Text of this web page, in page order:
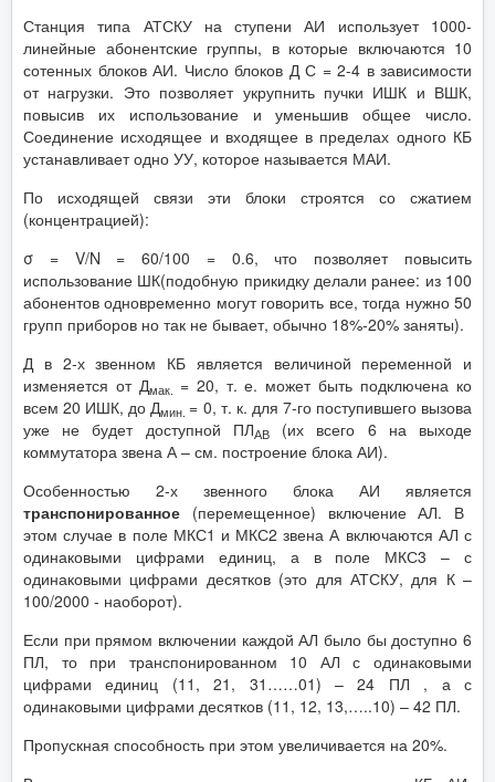
Станция типа АТСКУ на ступени АИ использует 1000-
линейные абонентские группы, в которые включаются 10
сотенных блоков АИ. Число блоков Д С = 2-4 в зависимости
от нагрузки. Это позволяет укрупнить пучки ИШК и ВШК,
повысив их использование и уменьшив общее число.
Соединение исходящее и входящее в пределах одного КБ
устанавливает одно УУ, которое называется МАИ.
По исходящей связи эти блоки строятся со сжатием
(концентрацией):
σ = V/N = 60/100 = 0.6, что позволяет повысить
использование ШК(подобную прикидку делали ранее: из 100
абонентов одновременно могут говорить все, тогда нужно 50
групп приборов но так не бывает, обычно 18%-20% заняты).
Д в 2-х звенном КБ является величиной переменной и
изменяется от Дмак. = 20, т. е. может быть подключена ко
всем 20 ИШК, до Дмин. = 0, т. к. для 7-го поступившего вызова
уже не будет доступной ПЛАВ(их всего 6 на выходе
коммутатора звена А – см. построение блока АИ).
Особенностью 2-х звенного блока АИ является
транспонированное (перемещенное) включение АЛ. В
этом случае в поле МКС1 и МКС2 звена А включаются АЛ с
одинаковыми цифрами единиц, а в поле МКС3 – с
одинаковыми цифрами десятков (это для АТСКУ, для К –
100/2000 - наоборот).
Если при прямом включении каждой АЛ было бы доступно 6
ПЛ, то при транспонированном 10 АЛ с одинаковыми
цифрами единиц (11, 21, 31……01) – 24 ПЛ , а с
одинаковыми цифрами десятков (11, 12, 13,…..10) – 42 ПЛ.
Пропускная способность при этом увеличивается на 20%.